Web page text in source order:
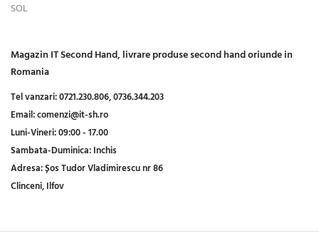
SOL
Magazin IT Second Hand, livrare produse second hand oriunde in
Romania
Tel vanzari:0721.230.806,0736.344.203
Email:comenzi@it-sh.ro
Luni-Vineri:09:00 - 17.00
Sambata-Duminica:Inchis
Adresa:Șos Tudor Vladimirescu nr 86
Clinceni, Ilfov